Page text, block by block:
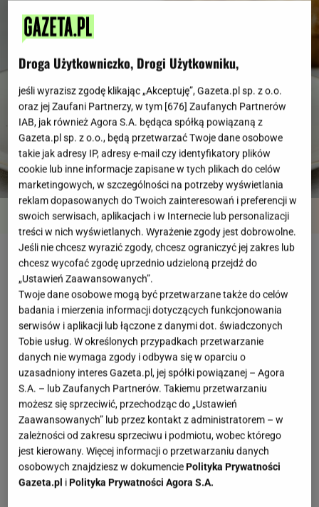
Przegląd Składniki Kroki
Chałka i masło to duet idealny. Dlaczego więc
ograniczać się do smarowania kromki i jedzenia 'na
sucho'? Przygotujcie klasyczny bread and butter
pudding, czyli zapiekane ciasto z chałki i masła.
Gwarantujemy - nie pożałujecie.
Czas przygotowania do godziny
Poziom trudności łatwy
Droga Użytkowniczko, Drogi Użytkowniku,
jeśli wyrazisz zgodę klikając „Akceptuję”, Gazeta.pl sp. z o.o.
oraz jej Zaufani Partnerzy, w tym [676] Zaufanych Partnerów
IAB, jak również Agora S.A. będąca spółką powiązaną z
Gazeta.pl sp. z o.o., będą przetwarzać Twoje dane osobowe
takie jak adresy IP, adresy e-mail czy identyfikatory plików
cookie lub inne informacje zapisane w tych plikach do celów
marketingowych, w szczególności na potrzeby wyświetlania
reklam dopasowanych do Twoich zainteresowań i preferencji w
swoich serwisach, aplikacjach i w Internecie lub personalizacji
treści w nich wyświetlanych. Wyrażenie zgody jest dobrowolne.
Jeśli nie chcesz wyrazić zgody, chcesz ograniczyć jej zakres lub
chcesz wycofać zgodę uprzednio udzieloną przejdź do
„Ustawień Zaawansowanych”.
Twoje dane osobowe mogą być przetwarzane także do celów
badania i mierzenia informacji dotyczących funkcjonowania
serwisów i aplikacji lub łączone z danymi dot. świadczonych
Tobie usług. W określonych przypadkach przetwarzanie
danych nie wymaga zgody i odbywa się w oparciu o
uzasadniony interes Gazeta.pl, jej spółki powiązanej – Agora
S.A. – lub Zaufanych Partnerów. Takiemu przetwarzaniu
możesz się sprzeciwić, przechodząc do „Ustawień
Zaawansowanych” lub przez kontakt z administratorem – w
zależności od zakresu sprzeciwu i podmiotu, wobec którego
jest kierowany. Więcej informacji o przetwarzaniu danych
osobowych znajdziesz w dokumenciePolityka Prywatności
Gazeta.pl iPolityka Prywatności Agora S.A.